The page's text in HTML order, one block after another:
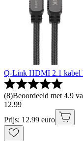
Q-Link HDMI 2.1 kabel
(8)Beoordeeld met 4.9
12.99
Prijs: 12.99 euro